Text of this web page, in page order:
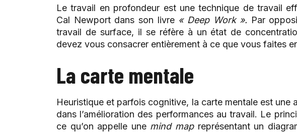
Le travail en profondeur est une technique de travail
Cal Newport dans son livre « Deep Work ». Par
travail de surface, il se réfère à un état de
devez vous consacrer entièrement à ce que vous faites
La carte mentale
Heuristique et parfois cognitive, la carte mentale est une
dans l’amélioration des performances au travail. Le
ce qu’on appelle une mind mapreprésentant un